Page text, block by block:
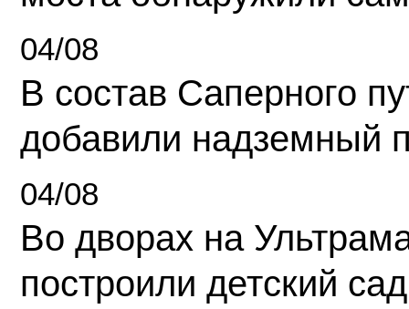
04/08
В состав Саперного
добавили надземный
04/08
Во дворах на
построили детский сад